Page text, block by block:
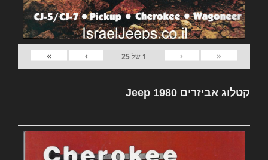
«
‹
1 של25
›
»
קטלוג אביזרים Jeep 1980